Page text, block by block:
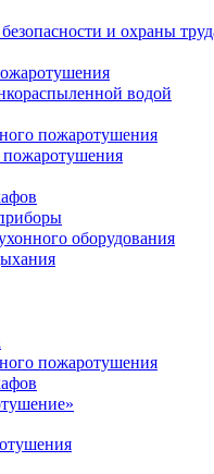
и охраны
водой
пожаротушения
пожаротушения
оборудования
пожаротушения